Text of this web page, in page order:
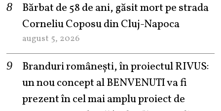
Bărbat de 58 de ani, găsit mort pe strada
Corneliu Coposu din Cluj-Napoca
august 5, 2026
Branduri românești, în proiectul RIVUS:
un nou concept al BENVENUTI va fi
prezent în cel mai amplu proiect de